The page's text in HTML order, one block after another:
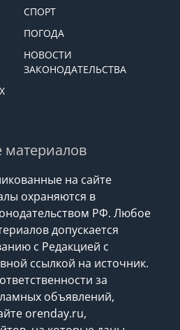
ОБЩЕСТВО
СПОРТ
ПОГОДА
на сайте
охраняются в
РФ. Любое
допускается
с Редакцией с
ссылкой на источник.
за
объявлений,